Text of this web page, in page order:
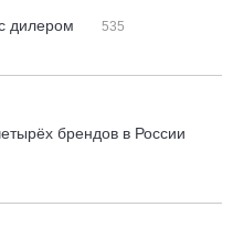
дилером 535
брендов в России